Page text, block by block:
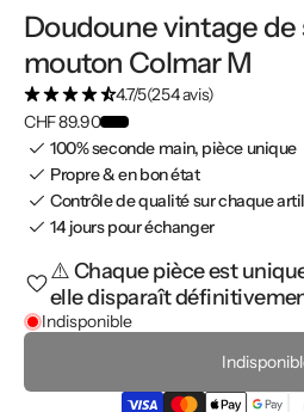
Doudoune vintage de
mouton Colmar M
4.7/5(254 avis)
CHF 89.90
100% seconde main, pièce unique
Propre & en bon état
Contrôle de qualité sur chaque
14 jours pour échanger
⚠️ Chaque pièce est
elle disparaît
Indisponible